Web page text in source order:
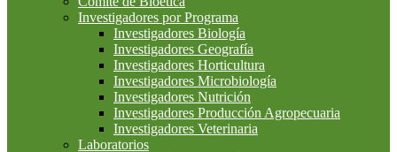
Investigadores por Programa
Investigadores Biología
Investigadores Geografía
Investigadores Horticultura
Investigadores Microbiología
Investigadores Nutrición
Investigadores Producción Agropecuaria
Investigadores Veterinaria
Laboratorios